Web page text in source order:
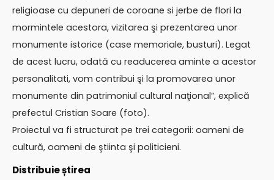
religioase cu depuneri de coroane si jerbe de flori la
mormintele acestora, vizitarea şi prezentarea unor
monumente istorice (case memoriale, busturi). Legat
de acest lucru, odată cu readucerea aminte a acestor
personalitati, vom contribui şi la promovarea unor
monumente din patrimoniul cultural naţional”, explică
prefectul Cristian Soare (foto).
Proiectul va fi structurat pe trei categorii: oameni de
cultură, oameni de ştiinta şi politicieni.
Distribuie știrea